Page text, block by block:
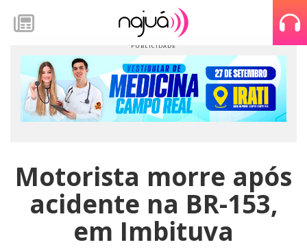
Motorista morre após
acidente na BR-153,
em Imbituva